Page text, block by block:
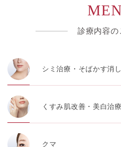
患者様の同意を得た上で、以
事業者およびアフィリエイト
の個人情報と紐づける場合があ
【利用目的】
TCBグループは取得情報を以下
す。
・クリニックの来院予約、医療
連商品の販売、アフターケア対
対応等のサービス提供のため
診療内容の
シミ治療・そばかす消し
くすみ肌改善・美白治療
クマ